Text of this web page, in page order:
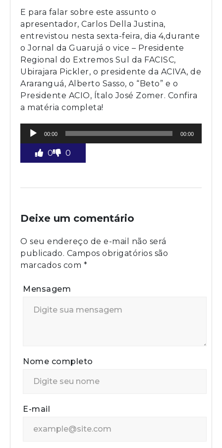
E para falar sobre este assunto o
apresentador, Carlos Della Justina,
entrevistou nesta sexta-feira, dia 4,durante
o Jornal da Guarujá o vice – Presidente
Regional do Extremos Sul da FACISC,
Ubirajara Pickler, o presidente da ACIVA, de
Araranguá, Alberto Sasso, o “Beto” e o
Presidente ACIO, Ítalo José Zomer. Confira
a matéria completa!
Tocador
áudio
00:00 00:00
0 0
Deixe um comentário
O seu endereço de e-mail não será
publicado. Campos obrigatórios são
marcados com *
Mensagem
Nome completo
E-mail